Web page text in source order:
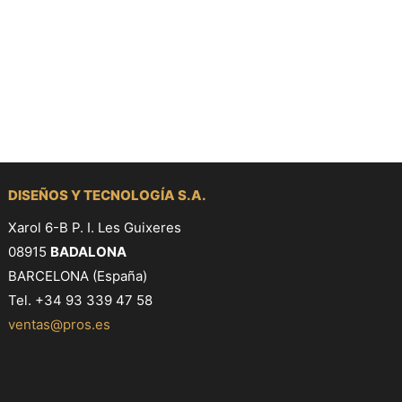
DISEÑOS Y TECNOLOGÍA S.A.
Xarol 6-B P. I. Les Guixeres
08915 BADALONA
BARCELONA (España)
Tel. +34 93 339 47 58
ventas@pros.es